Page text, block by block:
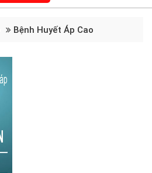
Bệnh Huyết Áp Cao